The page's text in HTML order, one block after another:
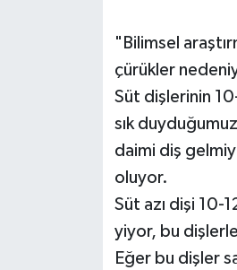
"Bilimsel
çürükler
Süt dişlerinin
sık
daimi diş
oluyor.
Süt azı dişi 10-
yiyor, bu
Eğer bu dişler